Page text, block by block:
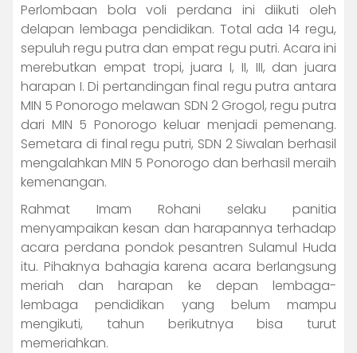
Perlombaan bola voli perdana ini diikuti oleh
delapan lembaga pendidikan. Total ada 14 regu,
sepuluh regu putra dan empat regu putri. Acara ini
merebutkan empat tropi, juara I, II, III, dan juara
harapan I. Di pertandingan final regu putra antara
MIN 5 Ponorogo melawan SDN 2 Grogol, regu putra
dari MIN 5 Ponorogo keluar menjadi pemenang.
Semetara di final regu putri, SDN 2 Siwalan berhasil
mengalahkan MIN 5 Ponorogo dan berhasil meraih
kemenangan.
Rahmat Imam Rohani selaku panitia
menyampaikan kesan dan harapannya terhadap
acara perdana pondok pesantren Sulamul Huda
itu. Pihaknya bahagia karena acara berlangsung
meriah dan harapan ke depan lembaga-
lembaga pendidikan yang belum mampu
mengikuti, tahun berikutnya bisa turut
memeriahkan.